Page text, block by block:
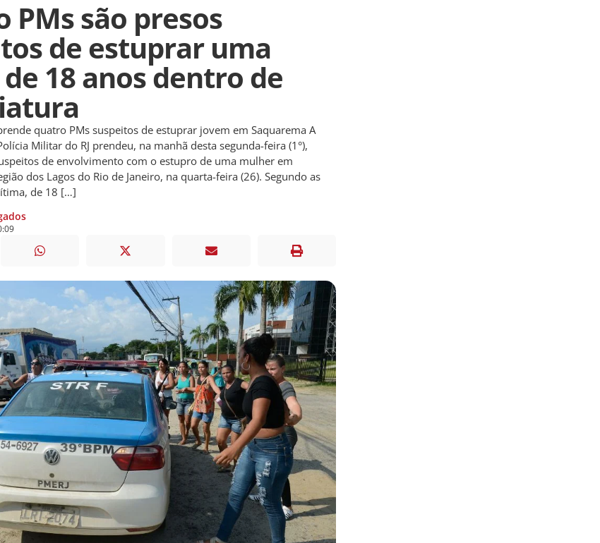
PMs são presos
de estuprar uma
18 anos dentro de
quatro PMs suspeitos de estuprar jovem em Saquarema A
Militar do RJ prendeu, na manhã desta segunda-feira (1°),
de envolvimento com o estupro de uma mulher em
dos Lagos do Rio de Janeiro, na quarta-feira (26). Segundo as
de 18 […]